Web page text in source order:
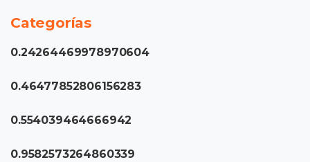
Categorías
0.24264469978970604
0.46477852806156283
0.554039464666942
0.9582573264860339